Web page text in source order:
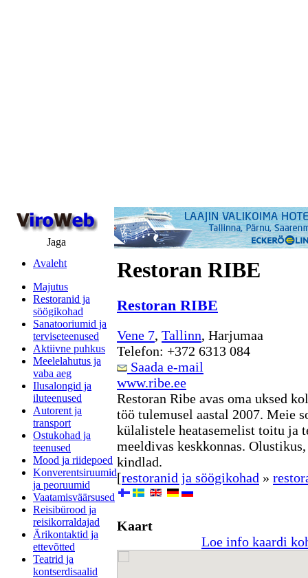
Jaga
Avaleht
Majutus
Restoranid ja
söögikohad
Sanatooriumid ja
terviseteenused
Aktiivne puhkus
Meelelahutus ja
vaba aeg
Ilusalongid ja
iluteenused
Autorent ja
transport
Ostukohad ja
teenused
Mood ja riidepoed
Konverentsiruumid
ja peoruumid
Vaatamisväärsused
Reisibürood ja
reisikorraldajad
Ärikontaktid ja
ettevõtted
Teatrid ja
kontserdisaalid
Restoran RIBE
Restoran RIBE
Vene 7, Tallinn, Harjumaa
Telefon: +372 6313 084
Saada e-mail
www.ribe.ee
Restoran Ribe avas oma uksed
töö tulemusel aastal 2007. Meie
külalistele heatasemelist toitu ja
meeldivas keskkonnas.
kindlad.
[restoranid ja söögikohad »
Kaart
Loe info kaardi